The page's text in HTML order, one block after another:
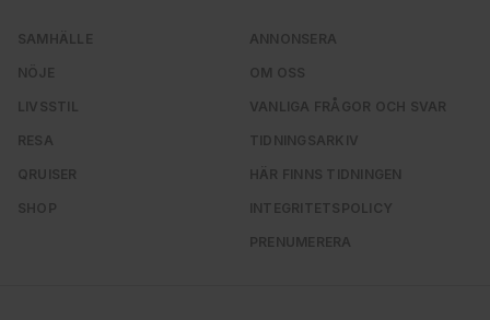
SAMHÄLLE
NÖJE
LIVSSTIL
RESA
QRUISER
SHOP
ANNONSERA
OM OSS
VANLIGA FRÅGOR OCH SVAR
TIDNINGSARKIV
HÄR FINNS TIDNINGEN
INTEGRITETSPOLICY
PRENUMERERA